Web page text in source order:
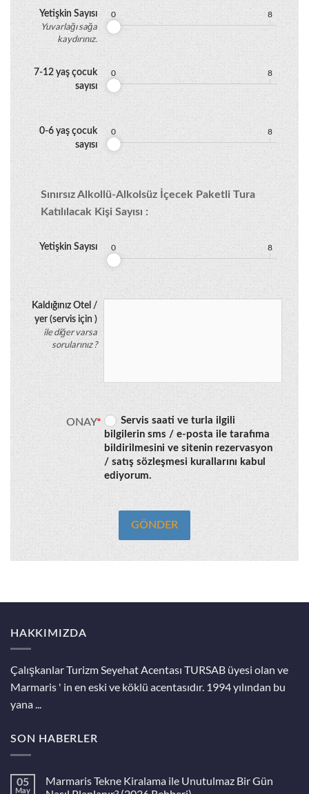
Yetişkin Sayısı
Yuvarlağı sağa
kaydırınız.
0 8
7-12 yaş çocuk
sayısı
0 8
0-6 yaş çocuk
sayısı
0 8
Sınırsız Alkollü-Alkolsüz İçecek Paketli Tura
Katılılacak Kişi Sayısı :
Yetişkin Sayısı 0 8
Kaldığınız Otel /
yer (servis için )
ile diğer varsa
sorularınız ?
ONAY
Servis saati ve turla ilgili
bilgilerin sms / e-posta ile tarafıma
bildirilmesini ve sitenin rezervasyon
/ satış sözleşmesi kurallarını kabul
ediyorum.
GÖNDER
HAKKIMIZDA
Çalışkanlar Turizm Seyehat Acentası TURSAB üyesi olan ve
Marmaris ' in en eski ve köklü acentasıdır. 1994 yılından bu
yana ...
SON HABERLER
05
May
Marmaris Tekne Kiralama ile Unutulmaz Bir Gün